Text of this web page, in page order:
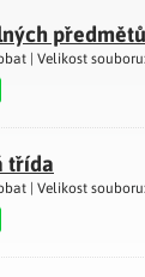
předmětů
| Velikost
třída
| Velikost